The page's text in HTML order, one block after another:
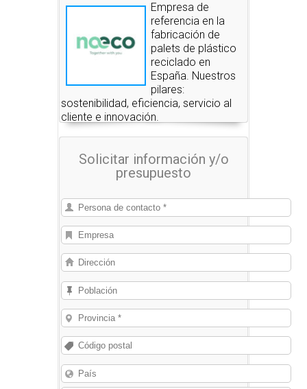
Empresa de
referencia en la
fabricación de
palets de plástico
reciclado en
España. Nuestros
pilares:
sostenibilidad, eficiencia, servicio al
cliente e innovación.
Solicitar información y/o
presupuesto